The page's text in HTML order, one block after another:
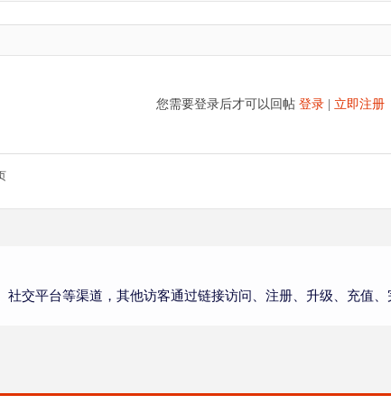
您需要登录后才可以回帖 登录| 立即注册
交平台等渠道，其他访客通过链接访问、注册、升级、充值